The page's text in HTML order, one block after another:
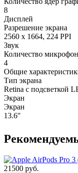
8
Дисплей
Разрешение экрана
2560 x 1664, 224 PPI
Звук
Количество
4
Общие
Тип экрана
Retina с подсветкой
Экран
Экран
13.6"
21500 руб.